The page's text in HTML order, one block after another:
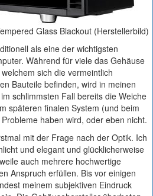
Glass Blackout (Herstellerbild)
als eine der wichtigsten
Während für viele das Gehäuse
sich die vermeintlich
Bauteile befinden, wird in meinen
schlimmsten Fall bereits die Weiche
späteren finalen System (und beim
haben wird, oder eben nicht.
mit der Frage nach der Optik. Ich
und elegant und glücklicherweise
auch mehrere hochwertige
Anspruch erfüllen. Bis vor einigen
meinem subjektiven Eindruck